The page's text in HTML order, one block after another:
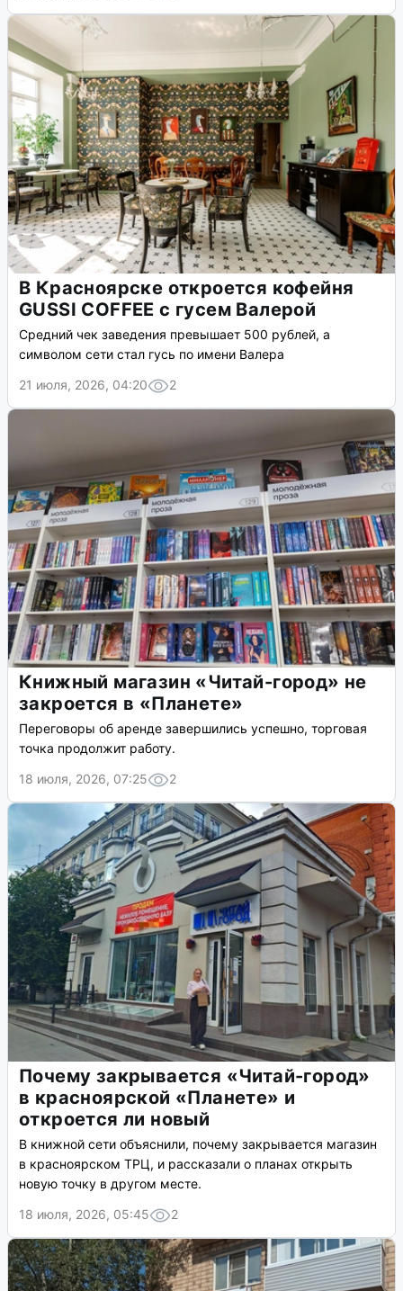
В Красноярске откроется кофейня
GUSSI COFFEE с гусем Валерой
Средний чек заведения превышает 500 рублей, а
символом сети стал гусь по имени Валера
21 июля, 2026, 04:20
2
Книжный магазин «Читай-город» не
закроется в «Планете»
Переговоры об аренде завершились успешно, торговая
точка продолжит работу.
18 июля, 2026, 07:25
2
Почему закрывается «Читай-город»
в красноярской «Планете» и
откроется ли новый
В книжной сети объяснили, почему закрывается магазин
в красноярском ТРЦ, и рассказали о планах открыть
новую точку в другом месте.
18 июля, 2026, 05:45
2